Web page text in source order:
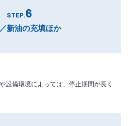
STEP.6
新油の充填ほか
設備環境によっては、停止期間が長く